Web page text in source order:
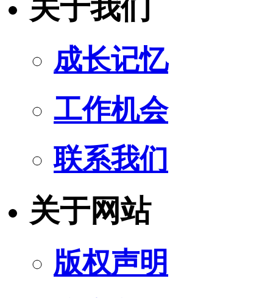
关于我们
成长记忆
工作机会
联系我们
关于网站
版权声明